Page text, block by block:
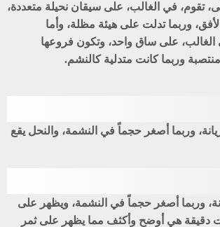
تقوم، في الغالب، على سيقان نحيلة متعددة،
وربما تدلت على هيئة مظلة، وأما
الغالب، على ساق واحد، وتكون فروعها
منتصبة وربما كانت متدلية كالنشم.
وربما أصغر حجماً في النشمة، والنحل يقع
وربما أصغر حجماً في النشمة، ويظهر على
دقيقة هي أوضح وأكثف مما يظهر على ثمر